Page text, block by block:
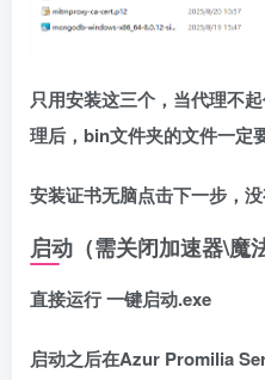
只用安装这三个，当代理不
理后，bin文件夹的文件一定
安装证书无脑点击下一步，
启动 （需关闭加速器\魔
直接运行 一键启动.exe
启动之后在Azur Promilia